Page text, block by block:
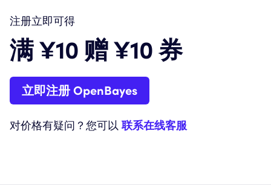
注册立即可得
满 ¥10 赠 ¥10 券
立即注册 OpenBayes
对价格有疑问？您可以 联系在线客服